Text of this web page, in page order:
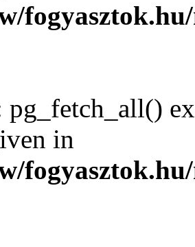
pg_fetch_all()
in